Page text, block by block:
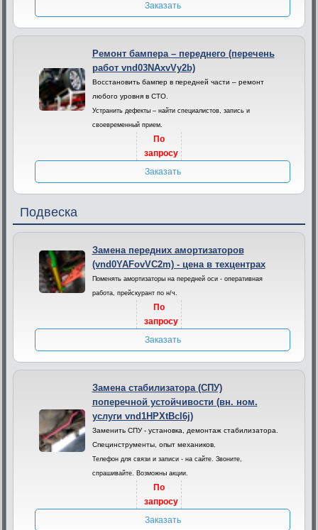
Заказать
Ремонт бампера – переднего (перечень
работ vnd03NAxvVy2b)
Восстановить бампер в передней части – ремонт
любого уровня в СТО.
Устранить дефекты – найти специалистов, запись и
своевременный прием.
По
запросу
Заказать
Подвеска
Замена передних амортизаторов
(vnd0YAFovVC2m) - цена в техцентрах
Поменять амортизаторы на передней оси - оперативная
работа, прейскурант по н/ч.
По
запросу
Заказать
Замена стабилизатора (СПУ)
поперечной устойчивости (вн. ном.
услуги vnd1HPXtBcl6j)
Заменить СПУ - установка, демонтаж стабилизатора.
Специнструменты, опыт механиков.
Телефон для связи и записи - на сайте. Звоните,
спрашивайте. Возможны акции.
По
запросу
Заказать